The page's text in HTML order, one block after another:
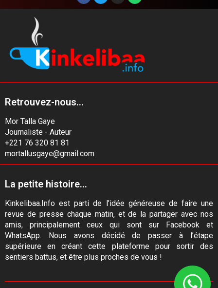
Retrouvez-nous...
Mor Talla Gaye
Journaliste - Auteur
+221 76 320 81 81
mortallusgaye@gmail.com
La petite histoire...
Kinkelibaa.Info est parti de l’idée généreuse de faire une
revue de presse chaque matin, et de la partager avec nos
amis, principalement ceux qui sont sur Facebook et
WhatsApp. Nous avons décidé de passer à l’étape
supérieure en créant cette plateforme pour sortir des
sentiers battus, et être plus proches de vous !